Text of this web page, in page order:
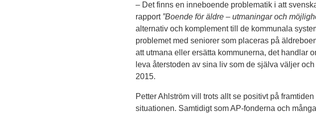
– Det finns en inneboende problematik i att
rapport ”Boende för äldre – utmaningar och
alternativ och komplement till de kommunala
problemet med seniorer som placeras på
att utmana eller ersätta kommunerna, det handlar
leva återstoden av sina liv som de själva väljer
2015.
Petter Ahlström vill trots allt se positivt på
situationen. Samtidigt som AP-fonderna och